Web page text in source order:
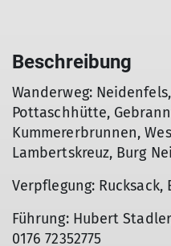
Beschreibung
Wanderweg:
Pottaschhütte,
Kummererbrunnen,
Lambertskreuz, Burg
Verpflegung:
Führung: Hubert
0176 72352775